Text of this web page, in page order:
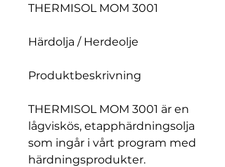
THERMISOL MOM 3001
Härdolja / Herdeolje
Produktbeskrivning
THERMISOL MOM 3001 är en
lågviskös, etapphärdningsolja
som ingår i vårt program med
härdningsprodukter.